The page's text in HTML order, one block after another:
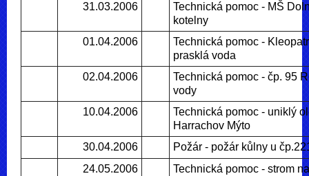
31.03.2006
Technická pomoc - MŠ
kotelny
01.04.2006
Technická pomoc -
prasklá voda
02.04.2006
Technická pomoc - čp. 95
vody
10.04.2006
Technická pomoc - uniklý
Harrachov Mýto
30.04.2006
Požár - požár kůlny u
24.05.2006
Technická pomoc - strom